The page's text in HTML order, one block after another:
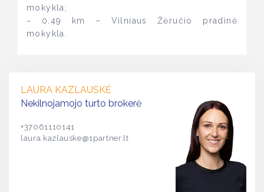
mokykla;
~ 0.49 km – Vilniaus Žėručio pradinė
mokykla.
LAURA KAZLAUSKĖ
Nekilnojamojo turto brokerė
+37061110141
laura.kazlauske@1partner.lt